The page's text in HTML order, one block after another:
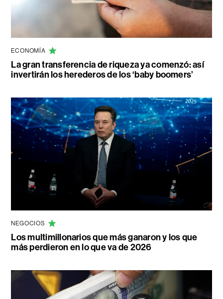
ECONOMÍA
La gran transferencia de riqueza ya comenzó: así
invertirán los herederos de los ‘baby boomers’
NEGOCIOS
Los multimillonarios que más ganaron y los que
más perdieron en lo que va de 2026